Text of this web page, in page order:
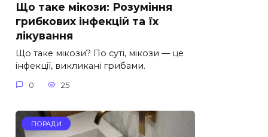
Що таке мікози: Розуміння
грибкових інфекцій та їх
лікування
Що таке мікози? По суті, мікози — це
інфекції, викликані грибами.
0 25
ПОРАДИ